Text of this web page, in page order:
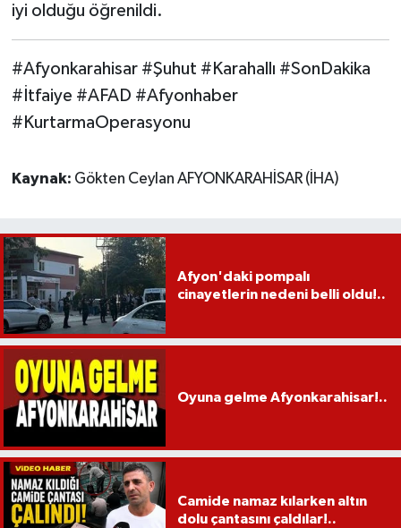
iyi olduğu öğrenildi.
#Afyonkarahisar #Şuhut #Karahallı #SonDakika
#İtfaiye #AFAD #Afyonhaber
#KurtarmaOperasyonu
Kaynak: Gökten Ceylan AFYONKARAHİSAR (İHA)
Afyon'daki pompalı
cinayetlerin nedeni belli oldu!..
Oyuna gelme Afyonkarahisar!..
Camide namaz kılarken altın
dolu çantasını çaldılar!..